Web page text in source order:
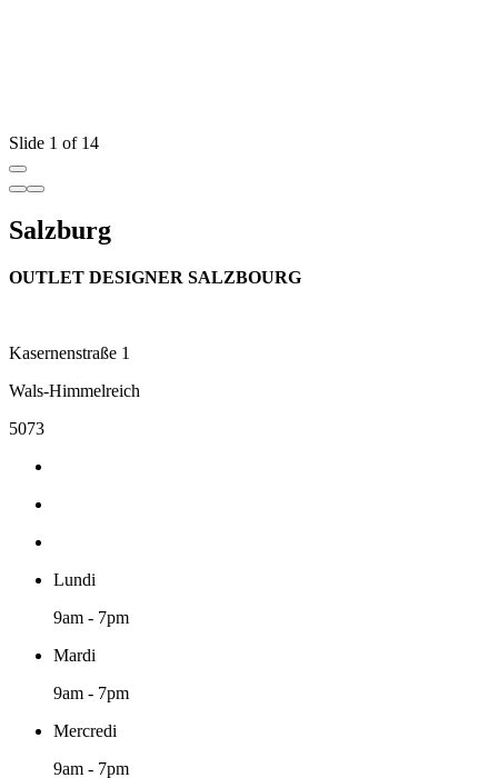
Slide 1 of 14
Salzburg
OUTLET DESIGNER SALZBOURG
Kasernenstraße 1
Wals-Himmelreich
5073
Lundi
9am - 7pm
Mardi
9am - 7pm
Mercredi
9am - 7pm